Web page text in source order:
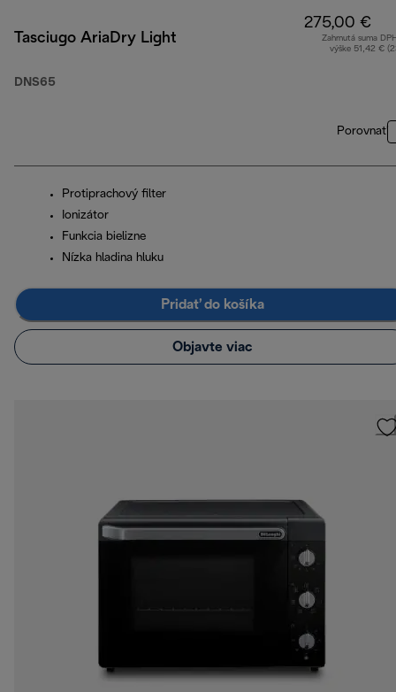
Tasciugo AriaDry Light
DNS65
275,00 €
Zahrnutá suma
výške 51,42 €
Porovnať
Protiprachový filter
Ionizátor
Funkcia bielizne
Nízka hladina hluku
Pridať do košíka
Objavte viac